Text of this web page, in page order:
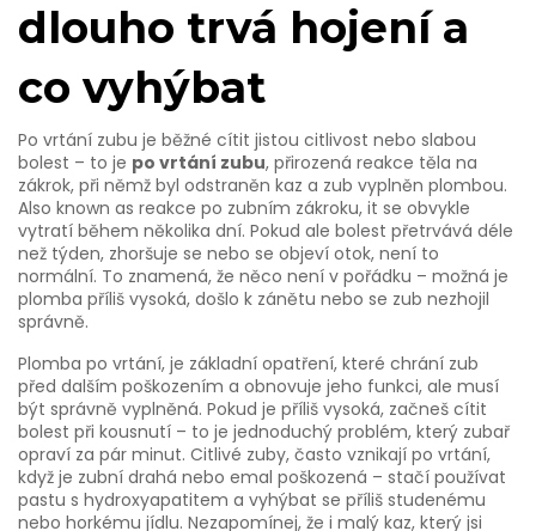
dlouho trvá hojení a
co vyhýbat
Po vrtání zubu je běžné cítit jistou citlivost nebo slabou
bolest – to je po vrtání zubu, přirozená reakce těla na
zákrok, při němž byl odstraněn kaz a zub vyplněn plombou.
Also known as reakce po zubním zákroku, it se obvykle
vytratí během několika dní. Pokud ale bolest přetrvává déle
než týden, zhoršuje se nebo se objeví otok, není to
normální. To znamená, že něco není v pořádku – možná je
plomba příliš vysoká, došlo k zánětu nebo se zub nezhojil
správně.
Plomba po vrtání, je základní opatření, které chrání zub
před dalším poškozením a obnovuje jeho funkci, ale musí
být správně vyplněná. Pokud je příliš vysoká, začneš cítit
bolest při kousnutí – to je jednoduchý problém, který zubař
opraví za pár minut. Citlivé zuby, často vznikají po vrtání,
když je zubní drahá nebo emal poškozená – stačí používat
pastu s hydroxyapatitem a vyhýbat se příliš studenému
nebo horkému jídlu. Nezapomínej, že i malý kaz, který jsi